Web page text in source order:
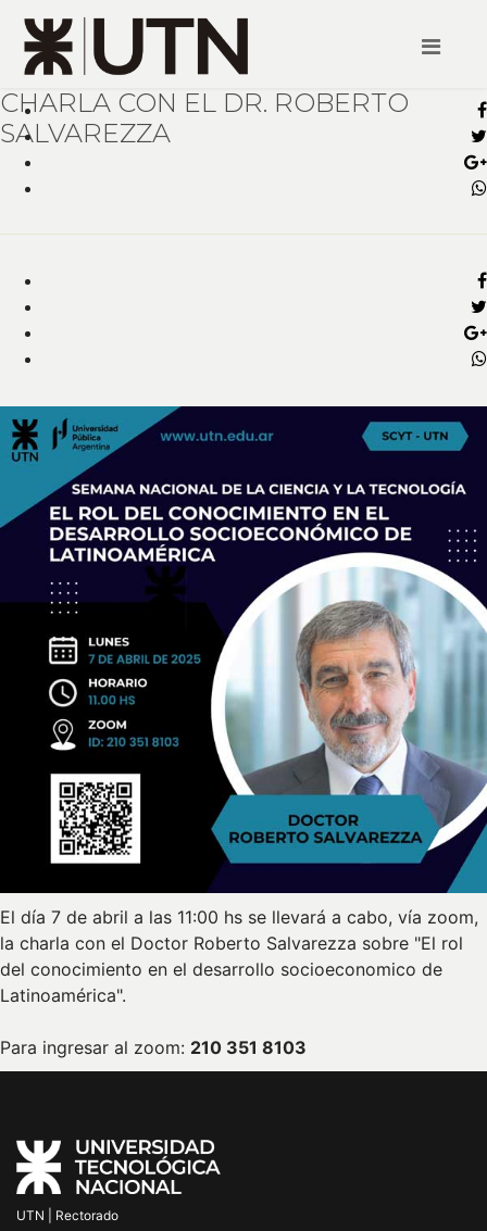
CHARLA CON EL DR. ROBERTO
SALVAREZZA
El día 7 de abril a las 11:00 hs se llevará a cabo, vía zoom,
la charla con el Doctor Roberto Salvarezza sobre "El rol
del conocimiento en el desarrollo socioeconomico de
Latinoamérica".
Para ingresar al zoom: 210 351 8103
UTN | Rectorado